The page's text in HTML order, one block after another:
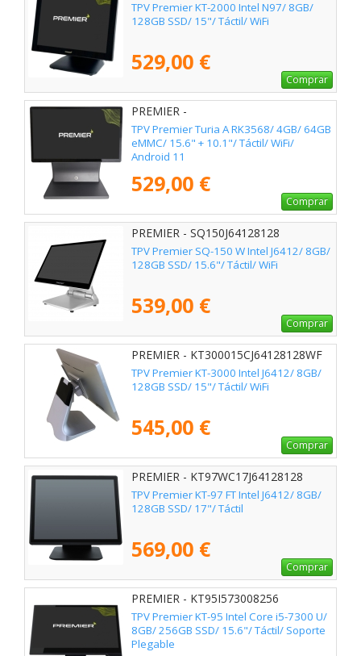
TPV Premier KT-2000 Intel N97/ 8GB/
128GB SSD/ 15"/ Táctil/ WiFi
529,00 €
Comprar
PREMIER -
TURIA156RK35684642ND10G
TPV Premier Turia A RK3568/ 4GB/ 64GB
eMMC/ 15.6" + 10.1"/ Táctil/ WiFi/
Android 11
529,00 €
Comprar
PREMIER - SQ150J64128128
TPV Premier SQ-150 W Intel J6412/ 8GB/
128GB SSD/ 15.6"/ Táctil/ WiFi
539,00 €
Comprar
PREMIER - KT300015CJ64128128WF
TPV Premier KT-3000 Intel J6412/ 8GB/
128GB SSD/ 15"/ Táctil/ WiFi
545,00 €
Comprar
PREMIER - KT97WC17J64128128
TPV Premier KT-97 FT Intel J6412/ 8GB/
128GB SSD/ 17"/ Táctil
569,00 €
Comprar
PREMIER - KT95I573008256
TPV Premier KT-95 Intel Core i5-7300 U/
8GB/ 256GB SSD/ 15.6"/ Táctil/ Soporte
Plegable